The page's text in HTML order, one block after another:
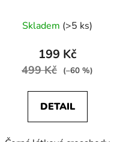
Skladem (>5 ks)
199 Kč
499 Kč (–60 %)
DETAIL